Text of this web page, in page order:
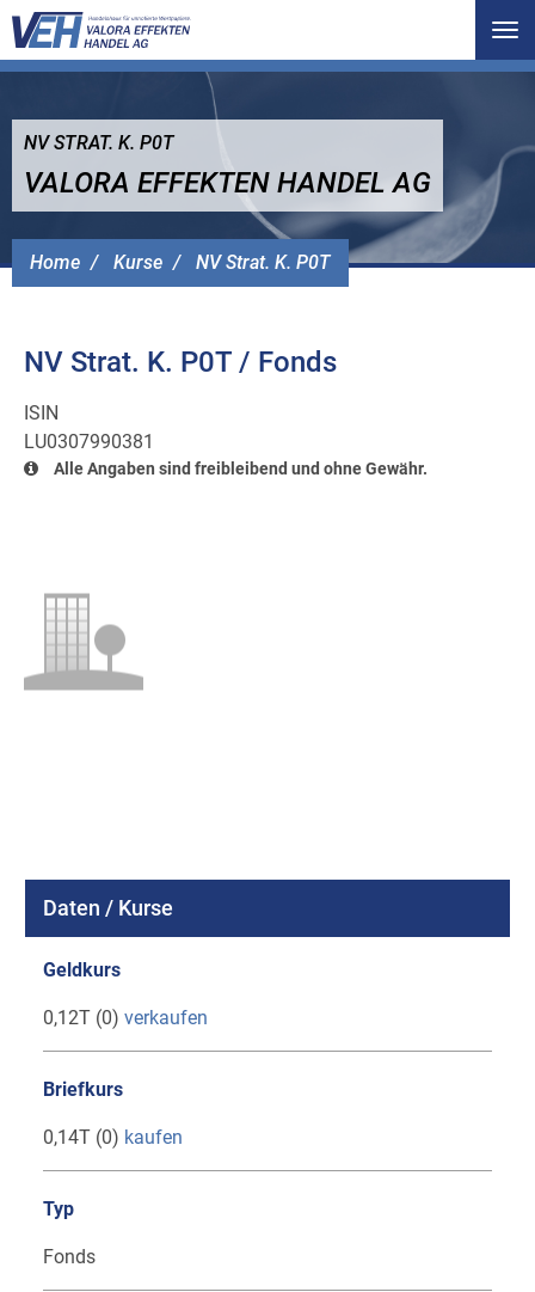
Home Kurse NV Strat. K. P0T
NV STRAT. K. P0T
VALORA EFFEKTEN HANDEL AG
NV Strat. K. P0T / Fonds
ISIN
LU0307990381
Alle Angaben sind freibleibend und ohne Gewähr.
Daten / Kurse
Geldkurs
0,12T (0) verkaufen
Briefkurs
0,14T (0) kaufen
Typ
Fonds